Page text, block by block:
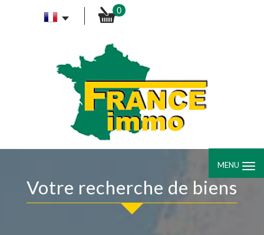
0
MENU
Votre recherche de biens